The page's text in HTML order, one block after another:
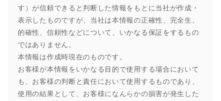
す）が信頼できると判断した情報をもとに当社が作成・
表示したものですが、当社は本情報の正確性、完全生、
的確性、信頼性などについて、いかなる保証をするもの
ではありません。
本情報は作成時現在のものです。
お客様が本情報をいかなる目的で使用する場合において
も、お客様の判断と責任において使用するものであり、
使用の結果として、お客様になんらかの損害が発生した